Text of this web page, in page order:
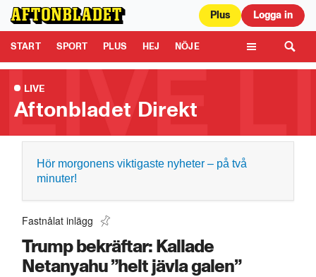
Plus Logga in
START SPORT PLUS HEJ NÖJE
Aftonbladet är en del av Schibsted Media. Schibsted News Media AB är
ansvarig för dina data på denna webbplats.Läs mer här
Tipsa oss
LIVE
Aftonbladet Direkt
Hör morgonens viktigaste nyheter – på två
minuter!
Fastnålat inlägg
Trump bekräftar: Kallade
Netanyahu ”helt jävla galen”